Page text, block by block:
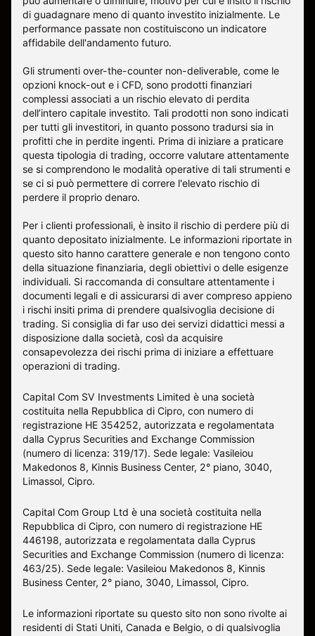
di guadagnare meno di quanto investito inizialmente. Le
performance passate non costituiscono un indicatore
affidabile dell'andamento futuro.
Gli strumenti over-the-counter non-deliverable, come le
opzioni knock-out e i CFD, sono prodotti finanziari
complessi associati a un rischio elevato di perdita
dell’intero capitale investito. Tali prodotti non sono indicati
per tutti gli investitori, in quanto possono tradursi sia in
profitti che in perdite ingenti. Prima di iniziare a praticare
questa tipologia di trading, occorre valutare attentamente
se si comprendono le modalità operative di tali strumenti e
se ci si può permettere di correre l'elevato rischio di
perdere il proprio denaro.
Per i clienti professionali, è insito il rischio di perdere più di
quanto depositato inizialmente. Le informazioni riportate in
questo sito hanno carattere generale e non tengono conto
della situazione finanziaria, degli obiettivi o delle esigenze
individuali. Si raccomanda di consultare attentamente i
documenti legali e di assicurarsi di aver compreso appieno
i rischi insiti prima di prendere qualsivoglia decisione di
trading. Si consiglia di far uso dei servizi didattici messi a
disposizione dalla società, così da acquisire
consapevolezza dei rischi prima di iniziare a effettuare
operazioni di trading.
Capital Com SV Investments Limited è una società
costituita nella Repubblica di Cipro, con numero di
registrazione HE 354252, autorizzata e regolamentata
dalla Cyprus Securities and Exchange Commission
(numero di licenza: 319/17). Sede legale: Vasileiou
Makedonos 8, Kinnis Business Center, 2° piano, 3040,
Limassol, Cipro.
Capital Com Group Ltd è una società costituita nella
Repubblica di Cipro, con numero di registrazione ΗΕ
446198, autorizzata e regolamentata dalla Cyprus
Securities and Exchange Commission (numero di licenza:
463/25). Sede legale: Vasileiou Makedonos 8, Kinnis
Business Center, 2° piano, 3040, Limassol, Cipro.
Le informazioni riportate su questo sito non sono rivolte ai
residenti di Stati Uniti, Canada e Belgio, o di qualsivoglia